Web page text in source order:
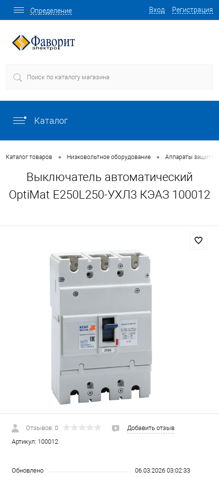
Вход Регистрация
Определение
Каталог
Каталог товаров • Низковольтное оборудование • Аппараты защиты
Выключатель автоматический
OptiMat E250L250-УХЛ3 КЭАЗ 100012
Отзывов: 0
Добавить отзыв
Артикул: 100012
Обновлено 06.03.2026 03:02:33